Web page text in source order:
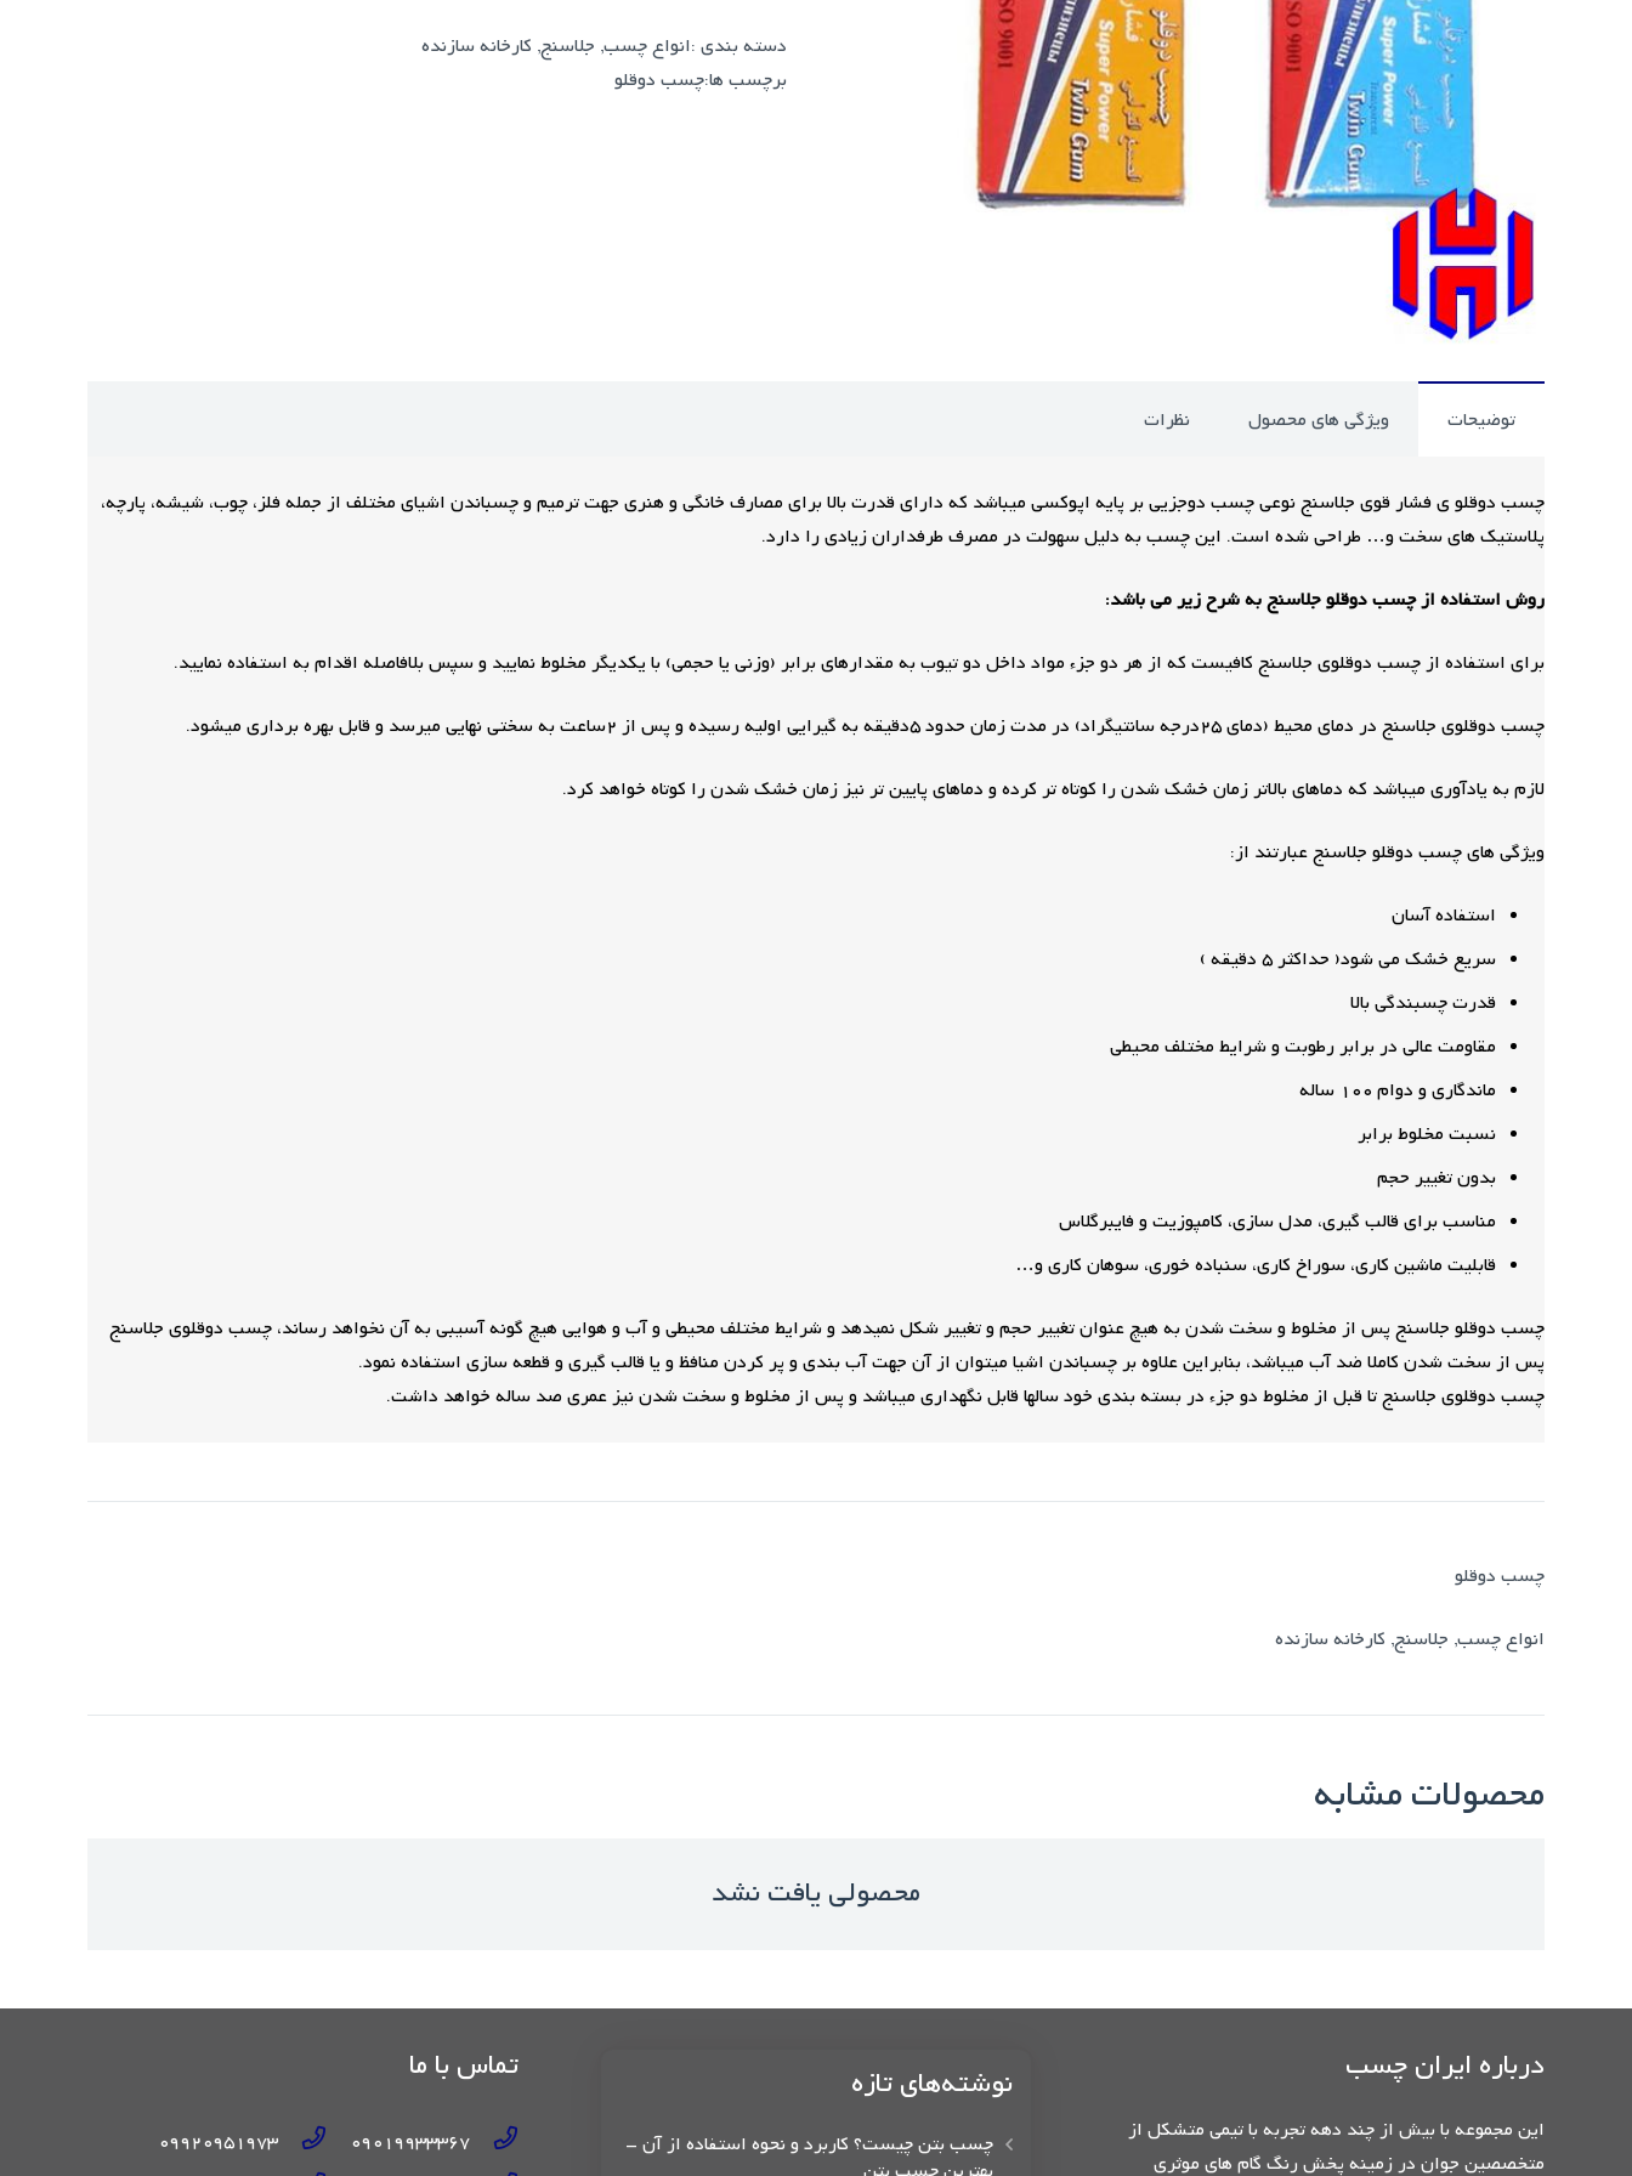
دسته بندی :انواع چسب, جلاسنج, کارخانه سازنده
برچسب ها:چسب دوقلو
توضیحات ویژگی های محصول نظرات
چسب دوقلو ی فشار قوی جلاسنج نوعی چسب دوجزیی بر پایه اپوکسی میباشد که دارای قدرت بالا برای مصارف خانگی و هنری جهت ترمیم و چسباندن اشیای مختلف از جمله فلز، چوب، شیشه، پارچه،
پلاستیک های سخت و… طراحی شده است. این چسب به دلیل سهولت در مصرف طرفداران زیادی را دارد.
روش استفاده از چسب دوقلو جلاسنج به شرح زیر می باشد:
برای استفاده از چسب دوقلوی جلاسنج کافیست که از هر دو جزء مواد داخل دو تیوب به مقدارهای برابر (وزنی یا حجمی) با یکدیگر مخلوط نمایید و سپس بلافاصله اقدام به استفاده نمایید.
چسب دوقلوی جلاسنج در دمای محیط (دمای 25درجه سانتیگراد) در مدت زمان حدود 5دقیقه به گیرایی اولیه رسیده و پس از 2ساعت به سختی نهایی میرسد و قابل بهره برداری میشود.
لازم به یادآوری میباشد که دماهای بالاتر زمان خشک شدن را کوتاه تر کرده و دماهای پایین تر نیز زمان خشک شدن را کوتاه خواهد کرد.
ویژگی های چسب دوقلو جلاسنج عبارتند از:
استفاده آسان
سریع خشک می شود( حداکثر 5 دقیقه )
قدرت چسبندگی بالا
مقاومت عالی در برابر رطوبت و شرایط مختلف محیطی
ماندگاری و دوام 100 ساله
نسبت مخلوط برابر
بدون تغییر حجم
مناسب برای قالب گیری، مدل سازی، کامپوزیت و فایبرگلاس
قابلیت ماشین کاری، سوراخ کاری، سنباده خوری، سوهان کاری و…
چسب دوقلو جلاسنج پس از مخلوط و سخت شدن به هیچ عنوان تغییر حجم و تغییر شکل نمیدهد و شرایط مختلف محیطی و آب و هوایی هیچ گونه آسیبی به آن نخواهد رساند، چسب دوقلوی جلاسنج
پس از سخت شدن کاملا ضد آب میباشد، بنابراین علاوه بر چسباندن اشیا میتوان از آن جهت آب بندی و پر کردن منافظ و یا قالب گیری و قطعه سازی استفاده نمود.
چسب دوقلوی جلاسنج تا قبل از مخلوط دو جزء در بسته بندی خود سالها قابل نگهداری میباشد و پس از مخلوط و سخت شدن نیز عمری صد ساله خواهد داشت.
چسب دوقلو
انواع چسب, جلاسنج, کارخانه سازنده
محصولات مشابه
محصولی یافت نشد
درباره ایران چسب
این مجموعه با بیش از چند دهه تجربه با تیمی متشکل از
متخصصین جوان در زمینه پخش رنگ گام های موثری
نوشته‌های تازه
چسب بتن چیست؟ کاربرد و نحوه استفاده از آن –
تماس با ما
09019933367
09920951973